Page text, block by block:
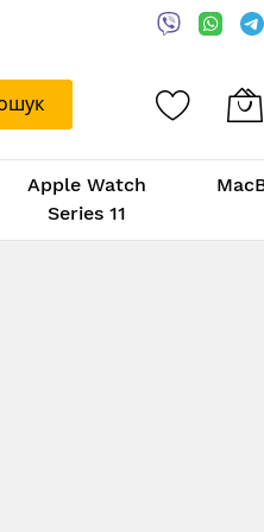
Apple Watch
Series 11